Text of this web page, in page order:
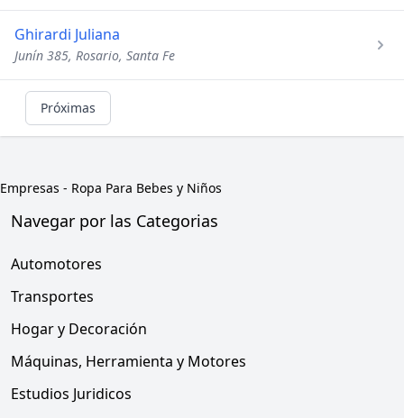
Ghirardi Juliana
Junín 385, Rosario, Santa Fe
Próximas
Empresas - Ropa Para Bebes y Niños
Navegar por las Categorias
Automotores
Transportes
Hogar y Decoración
Máquinas, Herramienta y Motores
Estudios Juridicos